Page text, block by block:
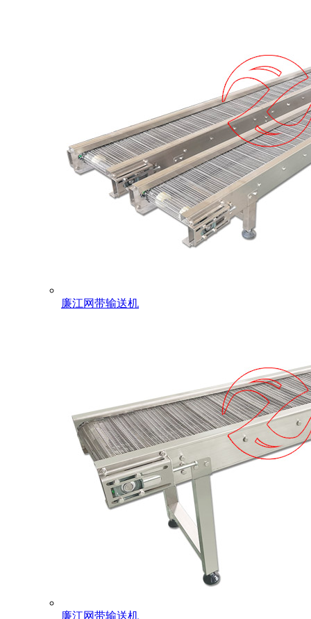
廉江网带输送机
廉江网带输送机